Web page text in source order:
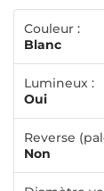
Couleur :
Blanc
Lumineux :
Oui
Reverse
Non